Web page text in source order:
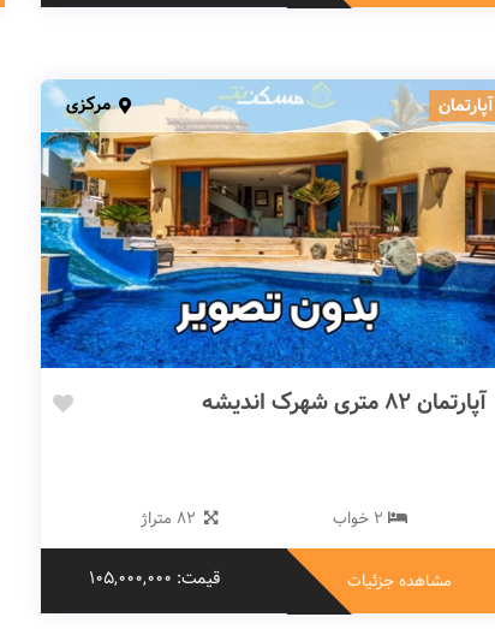
آپارتمان مرکزی
آپارتمان 82 متری شهرک اندیشه
2 خواب 82 متراژ
مشاهده جزئیات قیمت: 105,000,000